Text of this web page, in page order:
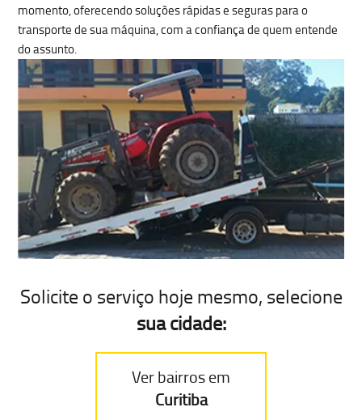
momento, oferecendo soluções rápidas e seguras para o
transporte de sua máquina, com a confiança de quem entende
do assunto.
Solicite o serviço hoje mesmo, selecione
sua cidade:
Ver bairros em
Curitiba